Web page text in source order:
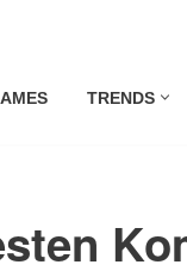
TRENDS